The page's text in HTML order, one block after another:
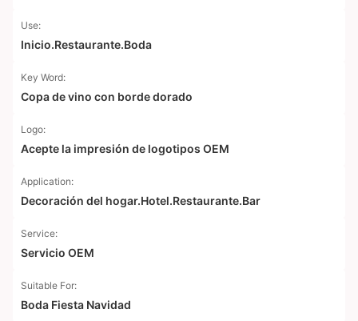
Use:
Inicio.Restaurante.Boda
Key Word:
Copa de vino con borde dorado
Logo:
Acepte la impresión de logotipos OEM
Application:
Decoración del hogar.Hotel.Restaurante.Bar
Service:
Servicio OEM
Suitable For:
Boda Fiesta Navidad